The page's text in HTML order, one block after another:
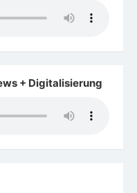
+ Digitalisierung